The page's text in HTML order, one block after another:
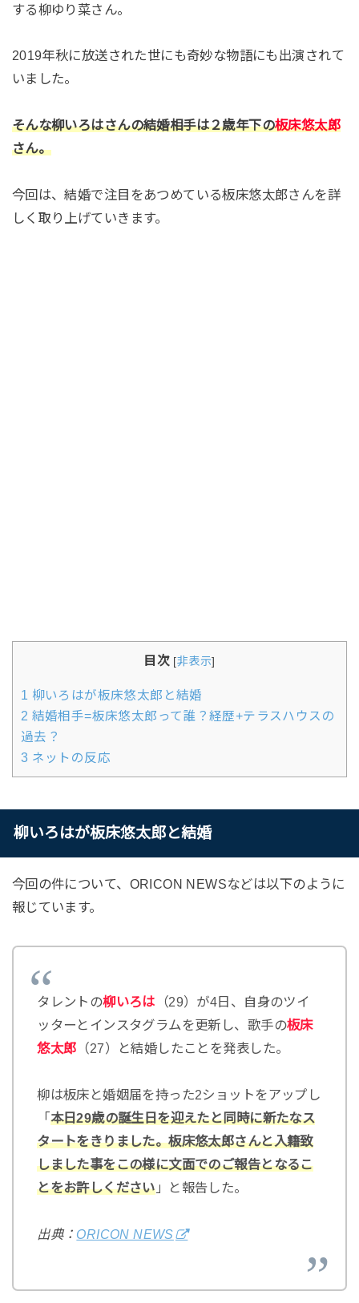
する柳ゆり菜さん。
2019年秋に放送された世にも奇妙な物語にも出演されて
いました。
そんな柳いろはさんの結婚相手は２歳年下の板床悠太郎
さん。
今回は、結婚で注目をあつめている板床悠太郎さんを詳
しく取り上げていきます。
目次 [非表示]
1 柳いろはが板床悠太郎と結婚
2 結婚相手=板床悠太郎って誰？経歴+テラスハウスの
過去？
3 ネットの反応
柳いろはが板床悠太郎と結婚
今回の件について、ORICON NEWSなどは以下のように
報じています。
タレントの柳いろは （29）が4日、自身のツイ
ッターとインスタグラムを更新し、歌手の板床
悠太郎 （27）と結婚したことを発表した。
柳は板床と婚姻届を持った2ショットをアップし
「本日29歳の誕生日を迎えたと同時に新たなス
タートをきりました。板床悠太郎さんと入籍致
しました事をこの様に文面でのご報告となるこ
とをお許しください」と報告した。
出典： ORICON NEWS